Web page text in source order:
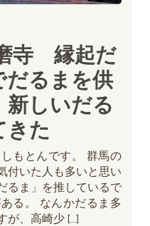
寺 縁起だ
だるまを供
しいだる
きた
もとんです。 群馬の
付いた人も多いと思い
るま」を推しているで
る。 なんかだるま多
が、高崎少 […]